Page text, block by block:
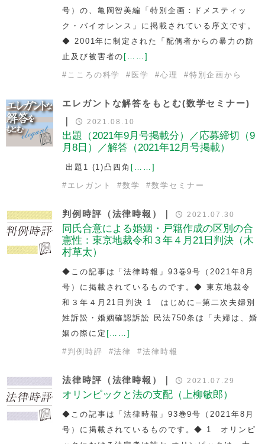
号）の、亀岡智美編「特別企画：ドメスティッ
ク・バイオレンス」に掲載されている序文です。
◆ 2001年に制定された「配偶者からの暴力の防
止及び被害者の [……]
# こころの科学 # 医学 #心理 #特別企画から
エレガントな解答をもとむ(数学セミナー)
2021.08.10
出題（2021年9月号掲載分）／応募締切（9
月8日）／解答（2021年12月号掲載）
出題1 (1)凸四角 [……]
# エレガント #数学 #数学セミナー
判例時評（法律時報）｜ 2021.07.30
同氏合意による婚姻・戸籍作成の区別の合
憲性：東京地裁令和３年４月21日判決（木
村草太）
◆この記事は「法律時報」93巻9号（2021年8月
号）に掲載されているものです。◆ 東京地裁令
和３年４月21日判決 1 はじめに─第二次夫婦別
姓訴訟・婚姻確認訴訟 民法750条は「夫婦は、婚
姻の際に定 [……]
# 判例時評 #法律 #法律時報
法律時評（法律時報）｜ 2021.07.29
オリンピックと法の支配（上柳敏郎）
◆この記事は「法律時報」93巻9号（2021年8月
号）に掲載されているものです。◆ 1 オリンピ